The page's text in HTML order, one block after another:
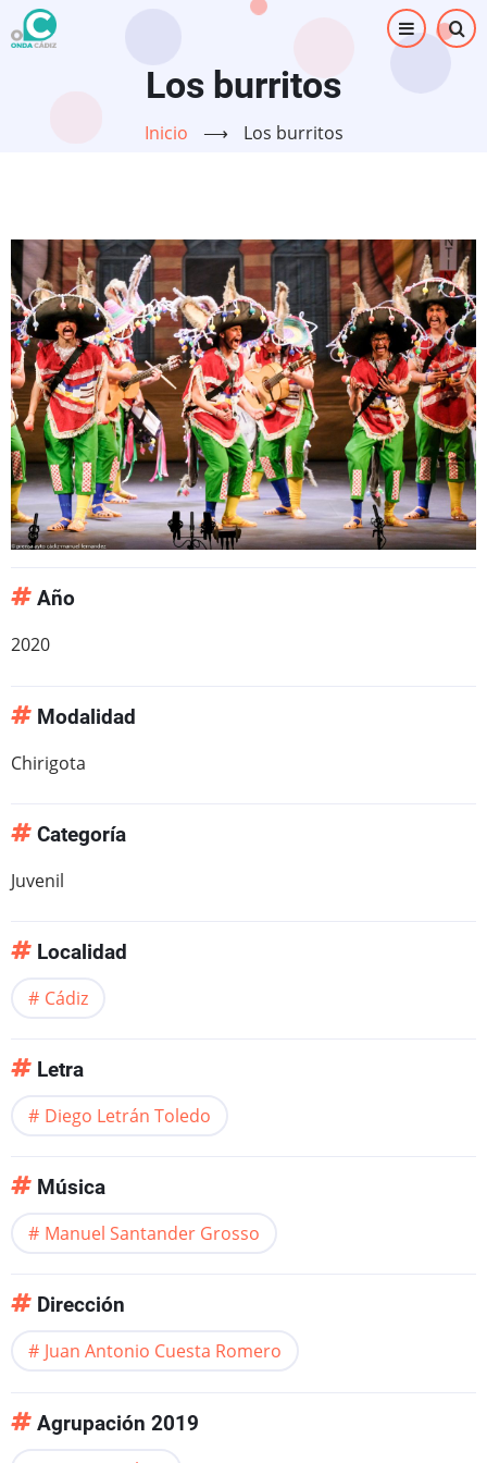
Pasar
al
Los burritos
Inicio ⟶ Los burritos
Año
2020
Modalidad
Chirigota
Categoría
Juvenil
Localidad
Cádiz
Letra
Diego Letrán Toledo
Música
Manuel Santander Grosso
Dirección
Juan Antonio Cuesta Romero
Agrupación 2019